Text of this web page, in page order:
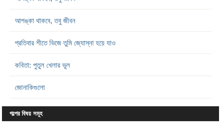
আশঙ্কা থাকবে, তবু জীবন
প্রতিবার শীতে ভিজে তুমি জ্যোস্না হয়ে যাও
কবিতা: পুতুল খেলার ভুল
জোনাকিগুলো
গল্পের বিষয় সমূহ